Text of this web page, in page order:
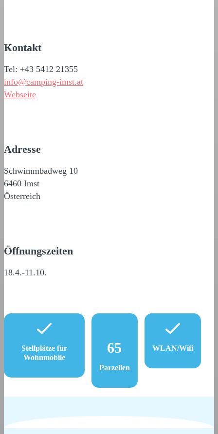
Kontakt
Tel: +43 5412 21355
info@camping-imst.at
Webseite
Adresse
Schwimmbadweg 10
6460 Imst
Österreich
Öffnungszeiten
18.4.-11.10.
Stellplätze für
Wohnmobile
65
Parzellen
WLAN/Wifi